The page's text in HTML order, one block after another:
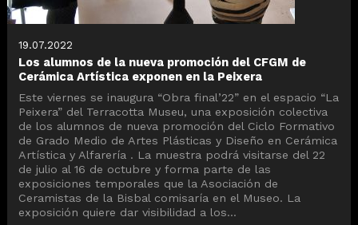
19.07.2022
Los alumnos de la nueva promoción del CFGM de
Cerámica Artística exponen en la Peixera
Este viernes se inaugura “Obra final’22” en el espacio “La
Peixera” del Terracotta Museu, una exposición colectiva
de los alumnos de nueva promoción del Ciclo Formativo
de Grado Medio de Artes Plásticas y Diseño en Cerámica
Artística y Alfarería . La muestra podrá visitarse del 22
de julio al 16 de octubre y forma parte de las
exposiciones temporales que la Asociación de
Ceramistas de la Bisbal comisaría en el Museo. La
exposición quiere dar visibilidad a los...